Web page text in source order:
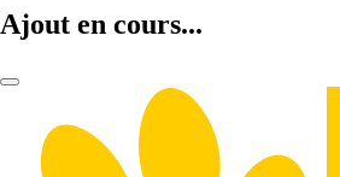
Ajout en cours...